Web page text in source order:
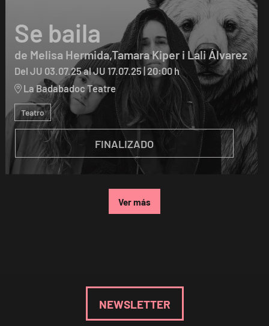
FINALIZADO
Se baila
de Melisa Hermida,Tamara Kiper i Lali Álvarez
Del JU 03.07.25al JU 17.07.25|20:00 h
La Badabadoc Teatre
Teatro
Ver más
NEWSLETTER